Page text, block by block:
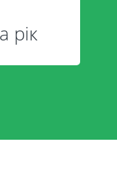
рік